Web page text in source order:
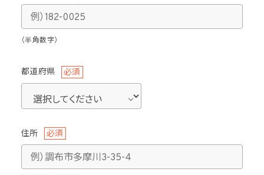
（半角数字）
都道府県 必須
住所 必須